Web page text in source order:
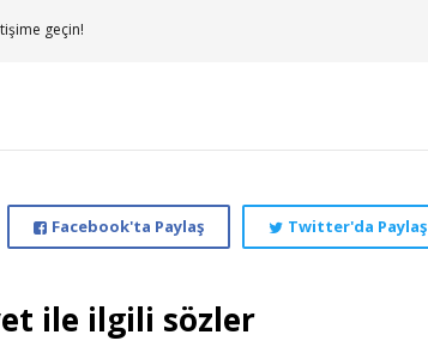
geçin!
Twitter'da Paylaş
Facebook'ta Paylaş
ile ilgili sözler